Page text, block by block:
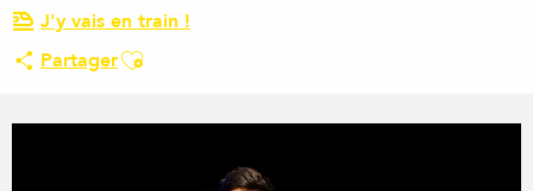
J'y vais en train !
PartagerAjouter aux favoris